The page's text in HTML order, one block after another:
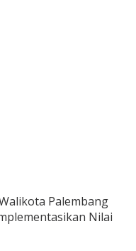
Palembang
Nilai